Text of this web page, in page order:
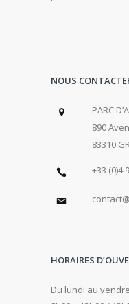
NOUS
PARC
890
83310
+33 (0)4
HORAIRES
Du lundi au